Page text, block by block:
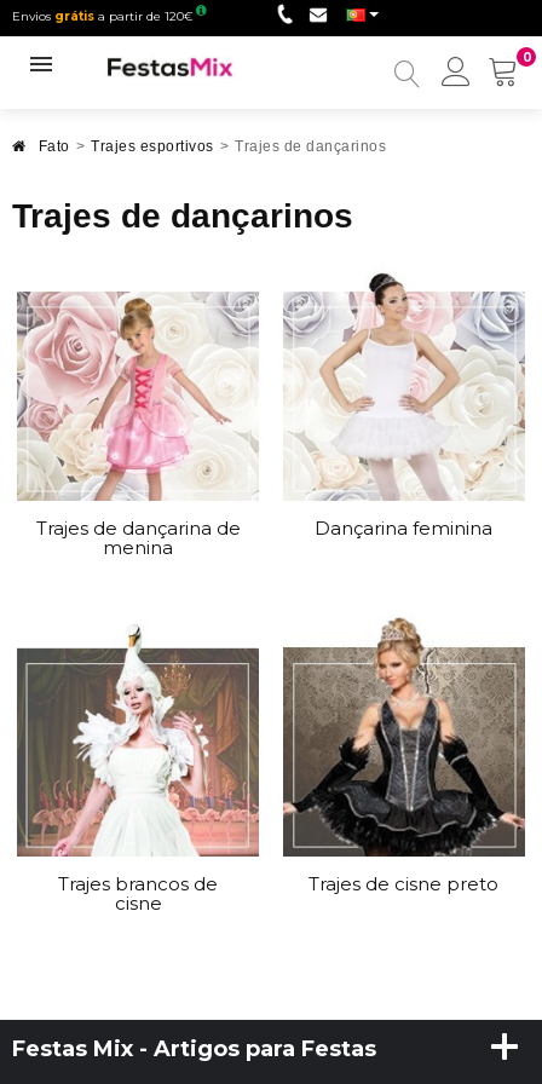
Envios grátis a partir de 120€
0
Minha
Fato > Trajes esportivos > Trajes de dançarinos
Trajes de dançarinos
Trajes de dançarina de
menina
Dançarina feminina
Trajes brancos de
cisne
Trajes de cisne preto
Festas Mix - Artigos para Festas